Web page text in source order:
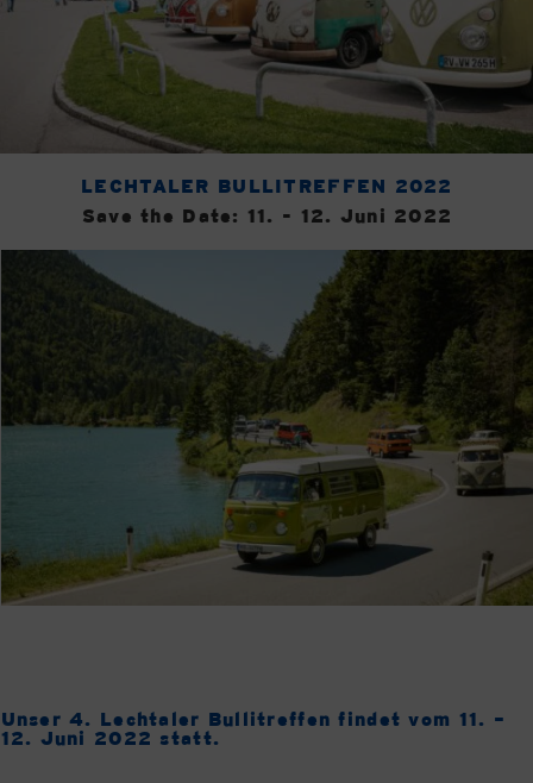
LECHTALER BULLITREFFEN 2022
Save the Date: 11. - 12. Juni 2022
Unser 4. Lechtaler Bullitreffen findet vom 11. –
12. Juni 2022 statt.